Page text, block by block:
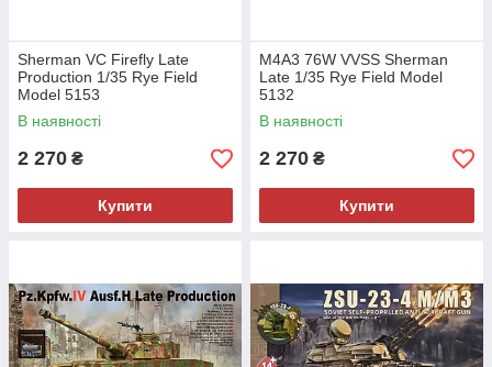
Sherman VC Firefly Late
Production 1/35 Rye Field
Model 5153
В наявності
2 270 ₴
Купити
M4A3 76W VVSS Sherman
Late 1/35 Rye Field Model
5132
В наявності
2 270 ₴
Купити